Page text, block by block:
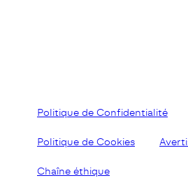
Politique de Confidentialité
Politique de Cookies
Chaîne éthique